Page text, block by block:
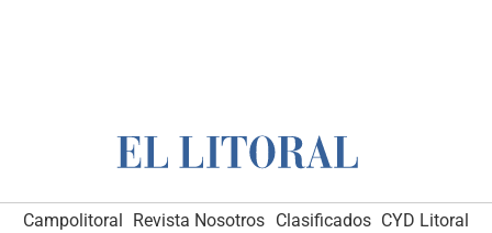
Campolitoral Revista Nosotros Clasificados CYD Litoral